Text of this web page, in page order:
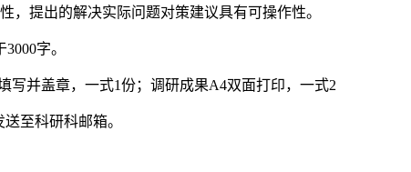
，提出的解决实际问题对策建议具有可操作性。
字。
写并盖章，一式1份； 调研成果A4双面打印，一式2
送至科研科邮箱。